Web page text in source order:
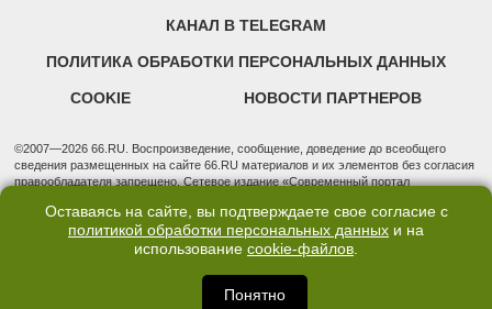
КАНАЛ В TELEGRAM
ПОЛИТИКА ОБРАБОТКИ ПЕРСОНАЛЬНЫХ ДАННЫХ
COOKIE НОВОСТИ ПАРТНЕРОВ
©2007—2026 66.RU. Воспроизведение, сообщение, доведение до всеобщего
сведения размещенных на сайте 66.RU материалов и их элементов без согласия
правообладателя запрещено. Сетевое издание «Современный портал
надзору в сфере связи, информационных технологий и массовых коммуникаций
(Роскомнадзор). Регистрационный номер ЭЛ № ФС 77 - 76634 от 02.09.2019
Учредитель: Общество с ограниченной ответственностью "66.ру". Юридический
3, оф. 7015 Фактический адрес редакции и отдела продаж: 620014, Свердловская
обл., г. Екатеринбург, ул. Бориса Ельцина, д. 3, оф. 7015, +7 (343) 288-50-66
Оставаясь на сайте, вы подтверждаете свое согласие с
политикой обработки персональных данных и на
использование cookie-файлов.
Понятно